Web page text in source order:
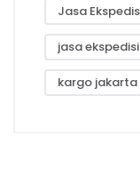
Jasa
jasa
kargo